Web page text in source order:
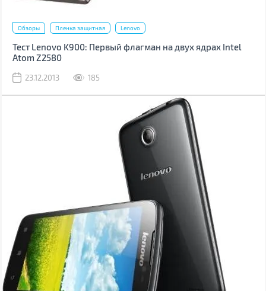
Обзоры Пленка защитная Lenovo
Тест Lenovo K900: Первый флагман на двух ядрах Intel
Atom Z2580
23.12.2013 185